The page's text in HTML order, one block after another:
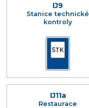
IJ9
Stanice technické
kontroly
IJ11a
Restaurace